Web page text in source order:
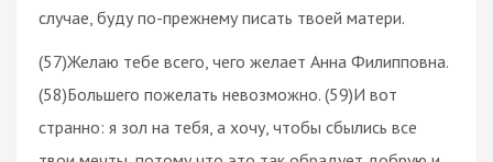
случае, буду по-прежнему писать твоей матери.
(57)Желаю тебе всего, чего желает Анна Филипповна.
(58)Большего пожелать невозможно. (59)И вот
странно: я зол на тебя, а хочу, чтобы сбылись все